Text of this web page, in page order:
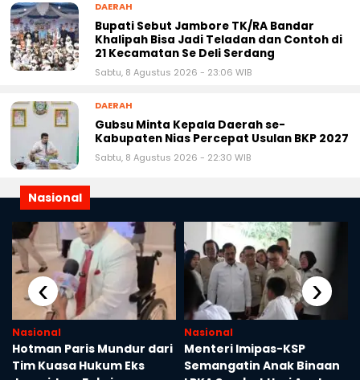
DAERAH
Bupati Sebut Jambore TK/RA Bandar
Khalipah Bisa Jadi Teladan dan Contoh di
21 Kecamatan Se Deli Serdang
Sabtu, 8 Agustus 2026 - 23:06 WIB
DAERAH
Gubsu Minta Kepala Daerah se-
Kabupaten Nias Percepat Usulan BKP 2027
Sabtu, 8 Agustus 2026 - 22:30 WIB
Nasional
Nasional
Hotman Paris Mundur dari
Tim Kuasa Hukum Eks
Nasional
Menteri Imipas-KSP
Semangatin Anak Binaan
‹ ›